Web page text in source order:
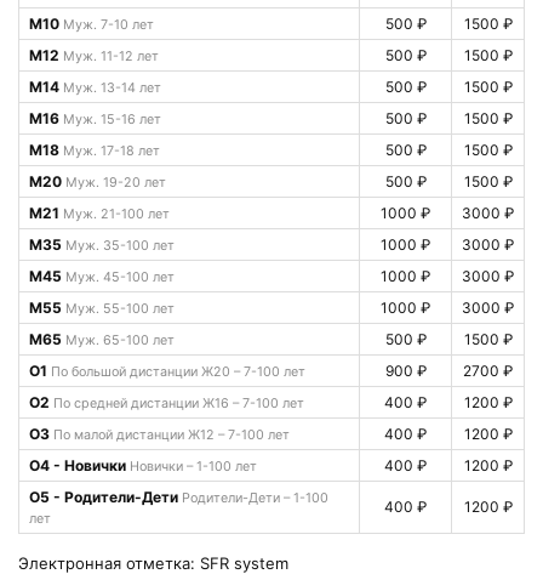
М10 Муж. 7-10 лет 500 ₽
1500 ₽
М12 Муж. 11-12 лет 500 ₽
1500 ₽
М14 Муж. 13-14 лет 500 ₽
1500 ₽
М16 Муж. 15-16 лет 500 ₽
1500 ₽
М18 Муж. 17-18 лет 500 ₽
1500 ₽
М20 Муж. 19-20 лет 500 ₽
1500 ₽
М21 Муж. 21-100 лет 1000 ₽
3000 ₽
М35 Муж. 35-100 лет 1000 ₽
3000 ₽
М45 Муж. 45-100 лет 1000 ₽
3000 ₽
М55 Муж. 55-100 лет 1000 ₽
3000 ₽
М65 Муж. 65-100 лет 500 ₽
1500 ₽
О1 По большой дистанции Ж20 – 7-100 лет 900 ₽
2700 ₽
О2 По средней дистанции Ж16 – 7-100 лет 400 ₽
1200 ₽
О3 По малой дистанции Ж12 – 7-100 лет 400 ₽
1200 ₽
О4 - Новички Новички – 1-100 лет 400 ₽
1200 ₽
О5 - Родители-Дети Родители-Дети – 1-100
лет
400 ₽ 1200 ₽
Электронная отметка: SFR system